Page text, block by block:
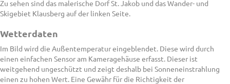
Zu sehen sind das malerische Dorf St. Jakob und das Wander- und
Skigebiet Klausberg auf der linken Seite.
Wetterdaten
Im Bild wird die Außentemperatur eingeblendet. Diese wird durch
einen einfachen Sensor am Kameragehäuse erfasst. Dieser ist
weitgehend ungeschützt und zeigt deshalb bei Sonneneinstrahlung
einen zu hohen Wert. Eine Gewähr für die Richtigkeit der